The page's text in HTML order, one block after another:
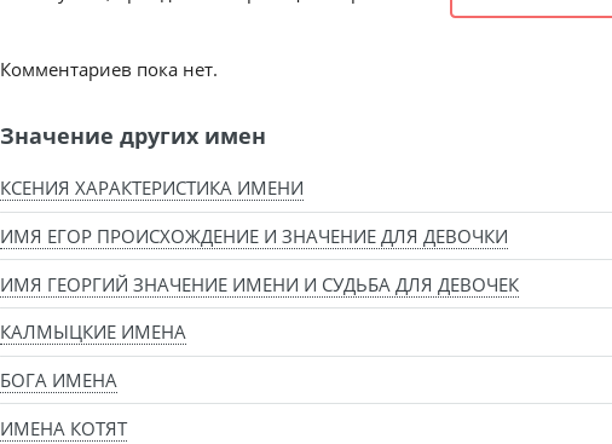
Комментариев пока нет.
Значение других имен
КСЕНИЯ ХАРАКТЕРИСТИКА ИМЕНИ
ИМЯ ЕГОР ПРОИСХОЖДЕНИЕ И ЗНАЧЕНИЕ ДЛЯ ДЕВОЧКИ
ИМЯ ГЕОРГИЙ ЗНАЧЕНИЕ ИМЕНИ И СУДЬБА ДЛЯ ДЕВОЧЕК
КАЛМЫЦКИЕ ИМЕНА
БОГА ИМЕНА
ИМЕНА КОТЯТ